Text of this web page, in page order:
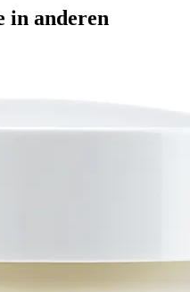
in anderen